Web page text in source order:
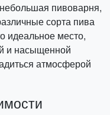
пивоварня,
сорта пива
идеальное место,
и насыщенной
атмосферой